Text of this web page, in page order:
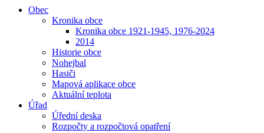
Obec
Kronika obce
Kronika obce 1921-1945, 1976-2024
2014
Historie obce
Nohejbal
Hasiči
Mapová aplikace obce
Aktuální teplota
Úřad
Úřední deska
Rozpočty a rozpočtová opatření